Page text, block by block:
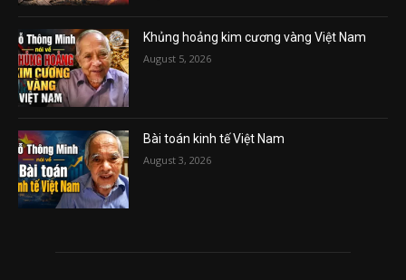
Khủng hoảng kim cương vàng Việt Nam
August 5, 2026
Bài toán kinh tế Việt Nam
August 3, 2026